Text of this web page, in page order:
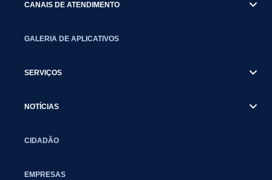
CANAIS DE ATENDIMENTO
GALERIA DE APLICATIVOS
SERVIÇOS
NOTÍCIAS
CIDADÃO
EMPRESAS